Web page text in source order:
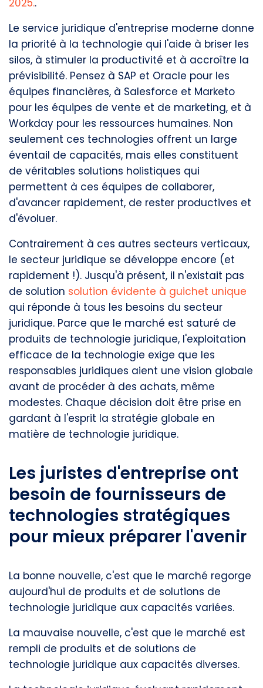
2025..
Le service juridique d'entreprise moderne donne
la priorité à la technologie qui l'aide à briser les
silos, à stimuler la productivité et à accroître la
prévisibilité. Pensez à SAP et Oracle pour les
équipes financières, à Salesforce et Marketo
pour les équipes de vente et de marketing, et à
Workday pour les ressources humaines. Non
seulement ces technologies offrent un large
éventail de capacités, mais elles constituent
de véritables solutions holistiques qui
permettent à ces équipes de collaborer,
d'avancer rapidement, de rester productives et
d'évoluer.
Contrairement à ces autres secteurs verticaux,
le secteur juridique se développe encore (et
rapidement !). Jusqu'à présent, il n'existait pas
de solution solution évidente à guichet unique
qui réponde à tous les besoins du secteur
juridique. Parce que le marché est saturé de
produits de technologie juridique, l'exploitation
efficace de la technologie exige que les
responsables juridiques aient une vision globale
avant de procéder à des achats, même
modestes. Chaque décision doit être prise en
gardant à l'esprit la stratégie globale en
matière de technologie juridique.
Les juristes d'entreprise ont
besoin de fournisseurs de
technologies stratégiques
pour mieux préparer l'avenir
La bonne nouvelle, c'est que le marché regorge
aujourd'hui de produits et de solutions de
technologie juridique aux capacités variées.
La mauvaise nouvelle, c'est que le marché est
rempli de produits et de solutions de
technologie juridique aux capacités diverses.